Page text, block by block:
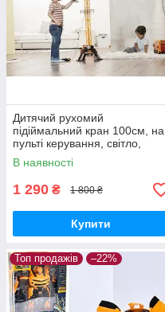
Дитячий рухомий
підіймальний кран 100см, на
пульті керування, світло,
батарейки, 6391
В наявності
1 290 ₴ 1 800 ₴
Купити
Топ продажів –22%